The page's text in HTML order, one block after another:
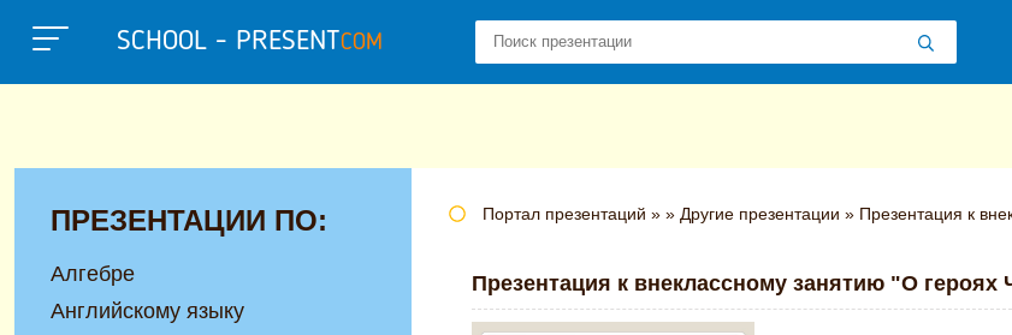
SCHOOL - PRESENTCOM
Портал презентаций » » Другие презентации » Презентация к
Презентация к внеклассному занятию "О
ПРЕЗЕНТАЦИИ ПО:
Алгебре
Английскому языку